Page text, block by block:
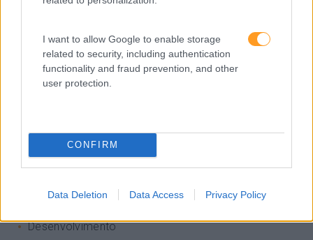
I want to allow Google to enable storage
related to security, including authentication
functionality and fraud prevention, and other
user protection.
CONFIRM
Data Deletion Data Access Privacy Policy
Categorias Blog
Atendimento E Relação Cliente
Cultura
Desenvolvimento